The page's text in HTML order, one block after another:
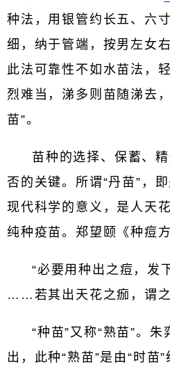
种法，用银管约长五、六
细，纳于管端，按男左女
此法可靠性不如水苗法，
烈难当，涕多则苗随涕去
苗”。
苗种的选择、保蓄、
否的关键。所谓“丹苗”，
现代科学的意义，是人天
纯种疫苗。郑望颐《种痘
“必要用种出之痘，发
……若其出天花之痂，谓之
“种苗”又称“熟苗”。
出，此种“熟苗”是由“时苗